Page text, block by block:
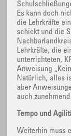
Es kann doch
die Lehrkräfte
schickt und die
Lehrkräfte, die
unterrichteten,
Anweisung
Natürlich, alles
aber
auch
Tempo und
Weiterhin muss